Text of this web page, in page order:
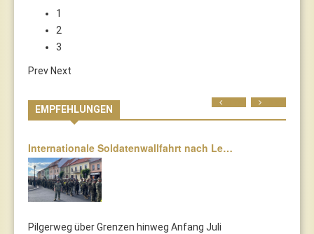
1
2
3
Prev Next
EMPFEHLUNGEN
Internationale Soldatenwallfahrt nach Le…
Pilgerweg über Grenzen hinweg Anfang Juli